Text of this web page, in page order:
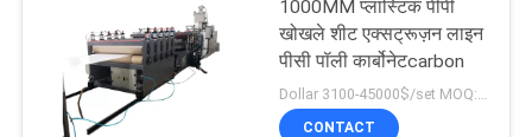
प्लास्टिक कोल्हू मशीन
8
1000MM प्लास्टिक पीपी
खोखले शीट एक्सट्रूज़न लाइन
पीसी पॉली कार्बोनेटcarbon
CONTACT